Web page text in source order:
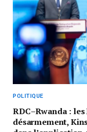
POLITIQUE
RDC–Rwanda :
désarmement,